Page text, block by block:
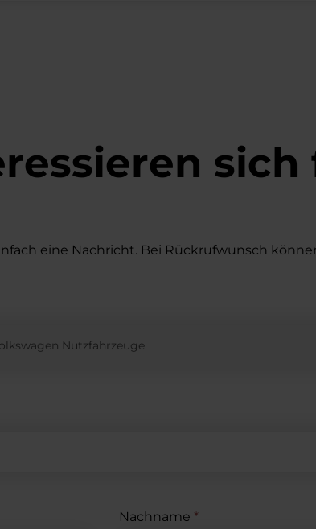
eine Nachricht. Bei Rückrufwunsch
Nachname *